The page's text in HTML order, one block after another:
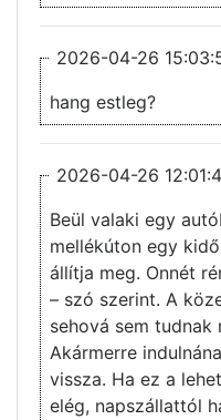
2026-04-26
hang estleg?
2026-04-26
Beül valaki egy
mellékúton egy
állítja meg. Onnét
– szó szerint. A
sehová sem tudnak
Akármerre
vissza. Ha ez a
elég, napszállattól